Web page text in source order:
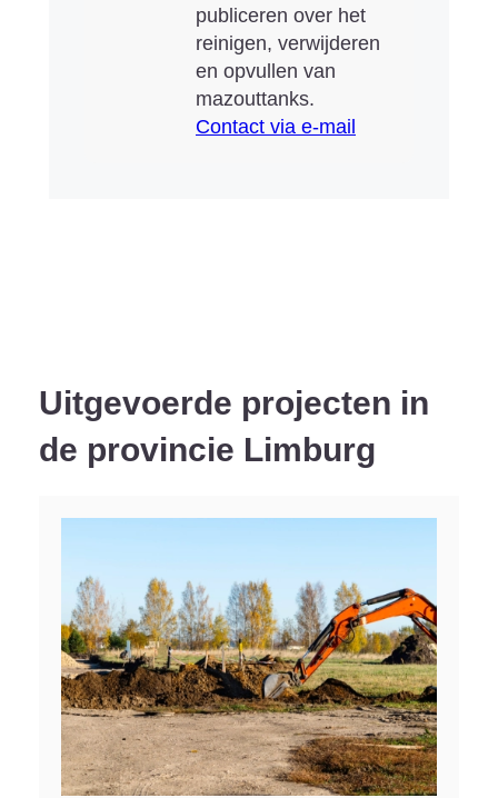
publiceren over het
reinigen, verwijderen
en opvullen van
mazouttanks.
Contact via e-mail
Uitgevoerde projecten in
de provincie Limburg